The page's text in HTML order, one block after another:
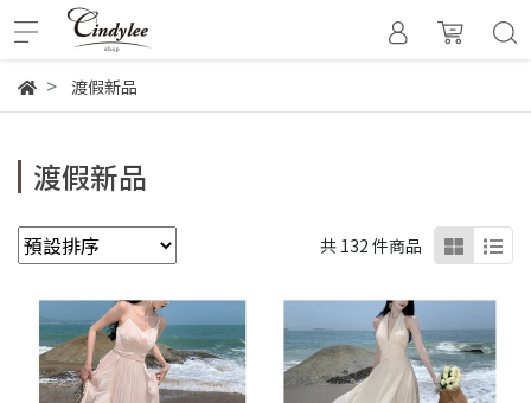
渡假新品
渡假新品
共 132 件商品